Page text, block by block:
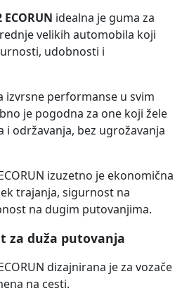
idealna je guma za
velikih automobila koji
udobnosti i
izvrsne performanse u svim
je pogodna za one koji žele
održavanja, bez ugrožavanja
izuzetno je ekonomična
trajanja, sigurnost na
na dugim putovanjima.
za duža putovanja
dizajnirana je za vozače
na cesti.